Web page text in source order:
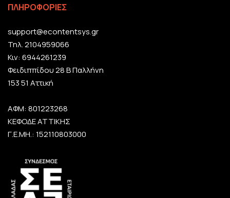
ΠΛΗΡΟΦΟΡΙΕΣ
support@econtentsys.gr
Τηλ. 2104959066
Κιν: 6944261239
Φειδιππίδου 28 Β Παλλήνη
153 51 Αττική
ΑΦΜ: 801223268
ΚΕΦΟΔΕ ΑΤΤΙΚΗΣ
Γ.Ε.ΜΗ.: 152110803000